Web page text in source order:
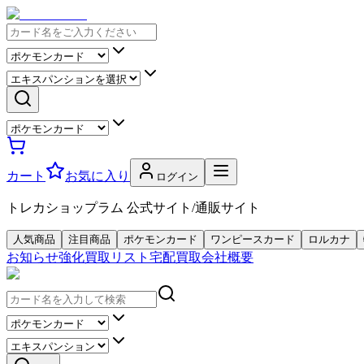
カート お気に入り ログイン
トレカショップラム 公式サイト/通販サイト
人気商品 注目商品 ポケモンカード ワンピースカード ロルカナ
お知らせ強化買取リスト 宅配買取会社概要